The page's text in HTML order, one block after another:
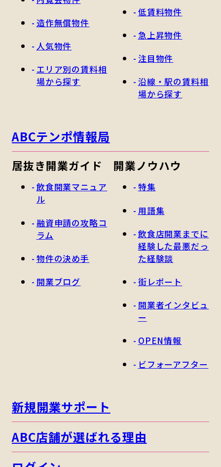
造作無償物件
人気物件
エリア別の賃料相
場から探す
低賃料物件
急上昇物件
注目物件
沿線・駅の賃料相
場から探す
ABCテンポ情報局
居抜き開業ガイド
飲食開業マニュア
ル
融資申請の攻略コ
ラム
物件の決め手
開業ブログ
開業ノウハウ
特集
用語集
飲食店開業までに
経験した最悪だっ
た経験談
街レポート
開業者インタビュ
ー
OPEN情報
ビフォーアフター
新規開業サポート
ABC店舗が選ばれる理由